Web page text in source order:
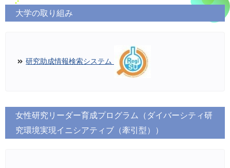
大学の取り組み
研究助成情報検索システム
女性研究リーダー育成プログラム（ダイバーシティ研
究環境実現イニシアティブ（牽引型））